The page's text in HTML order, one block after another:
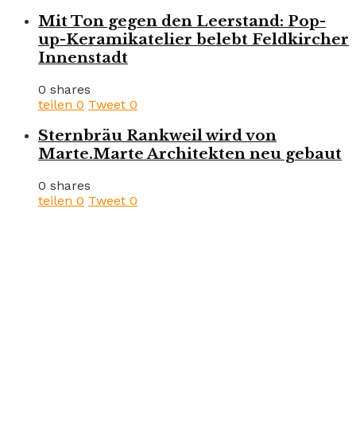
Mit Ton gegen den Leerstand: Pop-
up-Keramikatelier belebt Feldkircher
Innenstadt
0 shares
teilen 0 Tweet 0
Sternbräu Rankweil wird von
Marte.Marte Architekten neu gebaut
0 shares
teilen 0 Tweet 0